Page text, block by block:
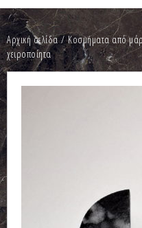
Αρχική σελίδα/Κοσμήματα από
χειροποίητα